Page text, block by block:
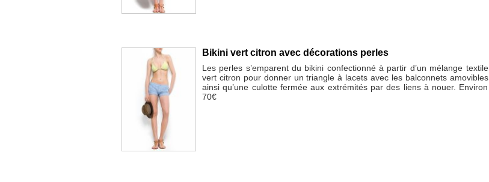
Bikini vert citron avec décorations perles
Les perles s’emparent du bikini confectionné à partir d’un mélange textile
vert citron pour donner un triangle à lacets avec les balconnets amovibles
ainsi qu’une culotte fermée aux extrémités par des liens à nouer. Environ
70€